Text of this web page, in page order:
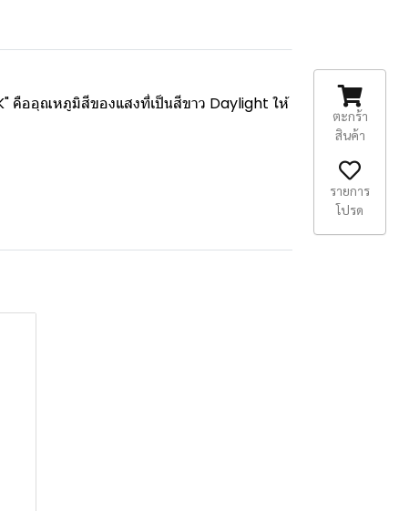
คืออุณหภูมิสีของแสงที่เป็นสีขาว Daylight ให้
ตะกร้า
สินค้า
รายการ
โปรด